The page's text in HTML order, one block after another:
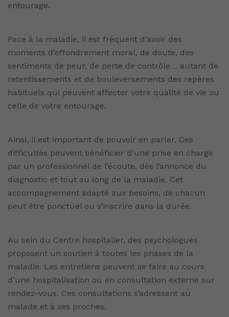
entourage.
Face à la maladie, il est fréquent d’avoir des
moments d’effondrement moral, de doute, des
sentiments de peur, de perte de contrôle… autant de
retentissements et de bouleversements des repères
habituels qui peuvent affecter votre qualité de vie ou
celle de votre entourage.
Ainsi, il est important de pouvoir en parler. Ces
difficultés peuvent bénéficier d’une prise en charge
par un professionnel de l’écoute, dès l’annonce du
diagnostic et tout au long de la maladie. Cet
accompagnement adapté aux besoins, de chacun
peut être ponctuel ou s’inscrire dans la durée.
Au sein du Centre hospitalier, des psychologues
proposent un soutien à toutes les phases de la
maladie. Les entretiens peuvent se faire au cours
d’une hospitalisation ou en consultation externe sur
rendez-vous. Ces consultations s’adressent au
malade et à ses proches.